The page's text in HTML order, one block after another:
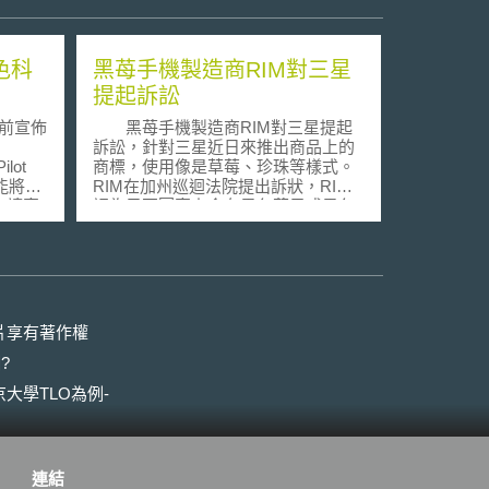
科
宣佈
將相
請案
至少
呼
變化
8
第一
包括
提
是正
黑苺手機製造商RIM對三星
提起訴訟
黑苺手機製造商RIM對三星提起
訴訟，針對三星近日來推出商品上的
商標，使用像是草莓、珍珠等樣式。
RIM在加州巡迴法院提出訴狀，RIM
認為只要圖案上含有黑色苺果或黑色
珍珠的樣式，就會和RIM的名稱近
境界，並擁有有良好的商譽。倘若三
星的商品持續以黑色草莓的商標販
害和不可預期的損失，若無法在法律
享有著作權
大學TLO為例-
連結